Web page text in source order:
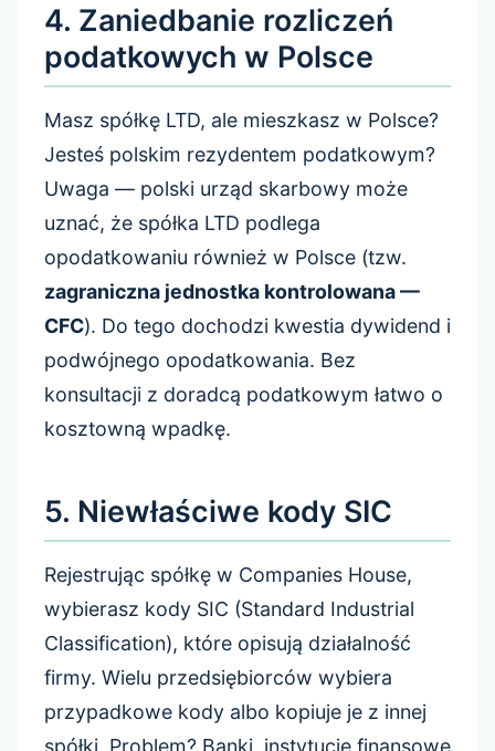
4. Zaniedbanie rozliczeń
podatkowych w Polsce
Masz spółkę LTD, ale mieszkasz w Polsce?
Jesteś polskim rezydentem podatkowym?
Uwaga — polski urząd skarbowy może
uznać, że spółka LTD podlega
opodatkowaniu również w Polsce (tzw.
zagraniczna jednostka kontrolowana —
CFC). Do tego dochodzi kwestia dywidend i
podwójnego opodatkowania. Bez
konsultacji z doradcą podatkowym łatwo o
kosztowną wpadkę.
5. Niewłaściwe kody SIC
Rejestrując spółkę w Companies House,
wybierasz kody SIC (Standard Industrial
Classification), które opisują działalność
firmy. Wielu przedsiębiorców wybiera
przypadkowe kody albo kopiuje je z innej
spółki. Problem? Banki, instytucje finansowe